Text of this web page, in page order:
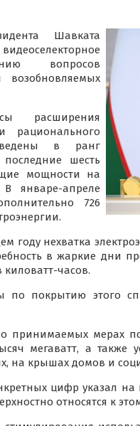
Шавката
вопросов
возобновляемых
расширения
рационального
в ранг
шесть
мощности на
январе-апреле
726
году нехватка
в жаркие дни
часов.
покрытию этого
принимаемых мерах
мегаватт, а также
на крышах домов и
цифр указал
относятся к